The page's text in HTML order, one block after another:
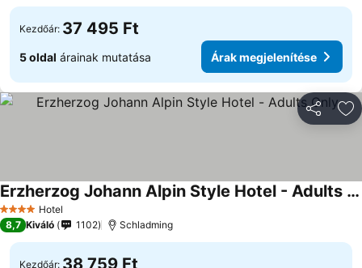
Kezdőár: 37 495 Ft
5 oldal árainak mutatása Árak megjelenítése
4 KategóriaHotel
Erzherzog Johann Alpin Style Hotel - Adults Only
Árak megjelenítése
8,7 Kiváló 1102 Schladming
Kezdőár: 38 759 Ft